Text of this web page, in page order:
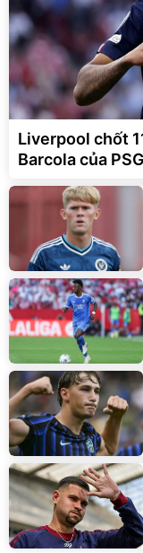
Liverpool chốt
Barcola của PSG